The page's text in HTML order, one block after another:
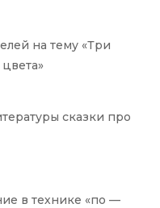
на тему «Три
сказки про
в технике «по —